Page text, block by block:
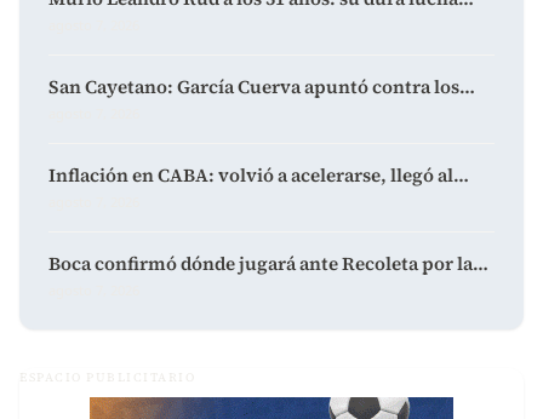
San Cayetano: García Cuerva apuntó contra los…
Inflación en CABA: volvió a acelerarse, llegó al…
Boca confirmó dónde jugará ante Recoleta por la…
ESPACIO PUBLICITARIO